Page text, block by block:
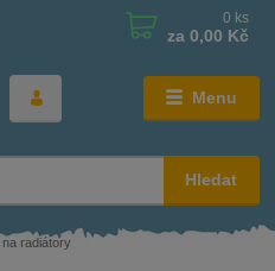
Menu
Hledat
0 ks
za 0,00 Kč
na radiátory